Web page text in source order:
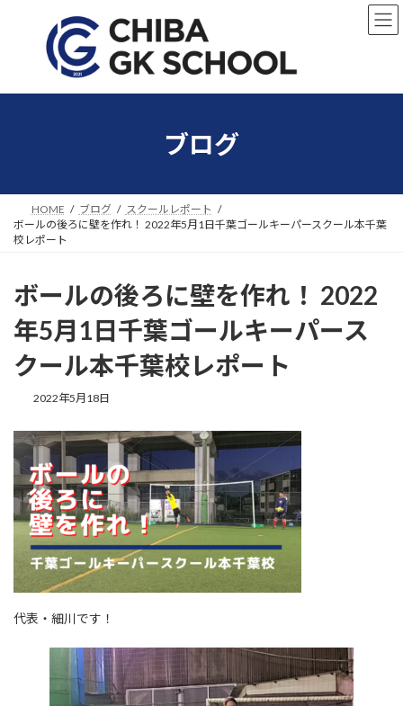
へ
ョ
ブログ
HOME ブログ
スクールレポート
ボールの後ろに壁を作れ！ 2022年5月1日千葉ゴールキーパースクール本千葉
校レポート
ボールの後ろに壁を作れ！ 2022
年5月1日千葉ゴールキーパース
クール本千葉校レポート
2022年5月18日
代表・細川です！